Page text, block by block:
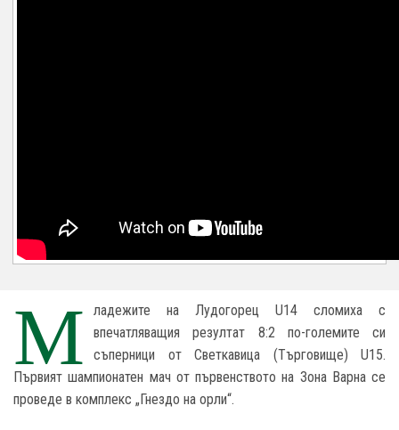
М
ладежите на Лудогорец U14 сломиха с
впечатляващия резултат 8:2 по-големите си
съперници от Светкавица (Търговище) U15.
Първият шампионатен мач от първенството на Зона Варна се
проведе в комплекс „Гнездо на орли“.